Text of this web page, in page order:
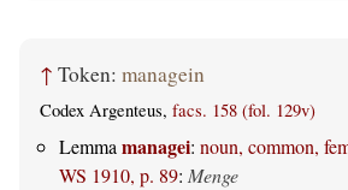
↑ Token: managein
Codex Argenteus, facs. 158 (fol. 129v)
Lemma managei: noun, common,
WS 1910, p. 89: Menge